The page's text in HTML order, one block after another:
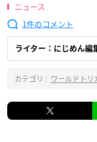
ニュース
1
ライター：にじめん編
カテゴリ : ワールドトリ